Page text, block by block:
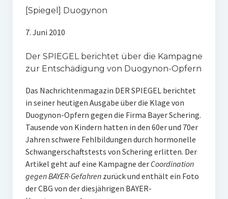
Störfälle
Jahrestagung
SPENDEN
[Spiegel] Duogynon
7. Juni 2010
Der SPIEGEL berichtet über die Kampagne
zur Entschädigung von Duogynon-Opfern
Das Nachrichtenmagazin DER SPIEGEL berichtet
in seiner heutigen Ausgabe über die Klage von
Duogynon-Opfern gegen die Firma Bayer Schering.
Tausende von Kindern hatten in den 60er und 70er
Jahren schwere Fehlbildungen durch hormonelle
Schwangerschaftstests von Schering erlitten. Der
Artikel geht auf eine Kampagne der Coordination
gegen BAYER-Gefahrenzurück und enthält ein Foto
der CBG von der diesjährigen BAYER-